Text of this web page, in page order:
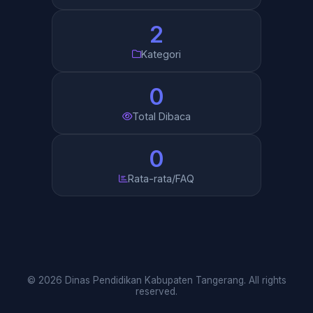
2
Kategori
0
Total Dibaca
0
Rata-rata/FAQ
© 2026 Dinas Pendidikan Kabupaten Tangerang. All rights
reserved.